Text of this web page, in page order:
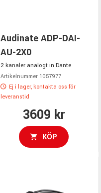
Audinate ADP-DAI-
AU-2X0
2 kanaler analogt in Dante
Artikelnummer 1057977
Ej i lager, kontakta oss för
leveranstid
3609 kr
KÖP